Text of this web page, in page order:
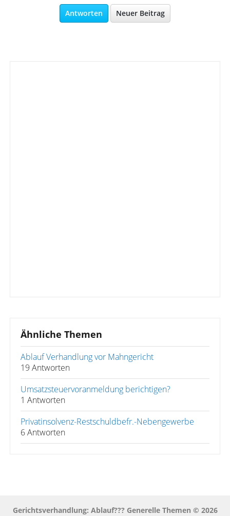
Antworten Neuer Beitrag
Ähnliche Themen
Ablauf Verhandlung vor Mahngericht
19 Antworten
Umsatzsteuervoranmeldung berichtigen?
1 Antworten
Privatinsolvenz-Restschuldbefr.-Nebengewerbe
6 Antworten
Gerichtsverhandlung: Ablauf??? Generelle Themen © 2026